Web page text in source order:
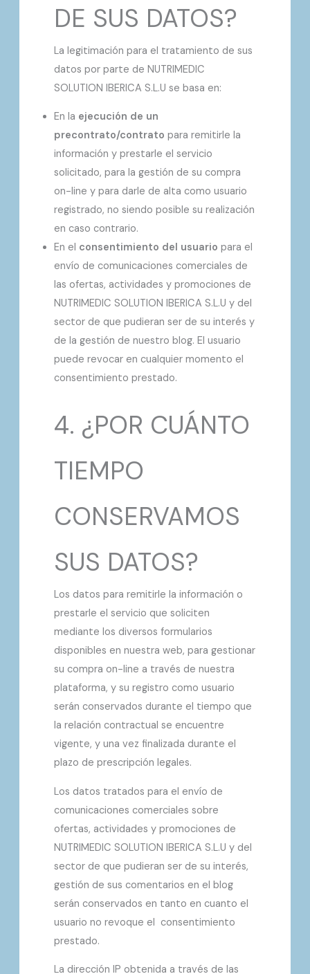
DE SUS DATOS?
La legitimación para el tratamiento de sus
datos por parte de NUTRIMEDIC
SOLUTION IBERICA S.L.U se basa en:
En la ejecución de un
precontrato/contrato para remitirle la
información y prestarle el servicio
solicitado, para la gestión de su compra
on-line y para darle de alta como usuario
registrado, no siendo posible su realización
en caso contrario.
En el consentimiento del usuario para el
envío de comunicaciones comerciales de
las ofertas, actividades y promociones de
NUTRIMEDIC SOLUTION IBERICA S.L.U y del
sector de que pudieran ser de su interés y
de la gestión de nuestro blog. El usuario
puede revocar en cualquier momento el
consentimiento prestado.
4. ¿POR CUÁNTO
TIEMPO
CONSERVAMOS
SUS DATOS?
Los datos para remitirle la información o
prestarle el servicio que soliciten
mediante los diversos formularios
disponibles en nuestra web, para gestionar
su compra on-line a través de nuestra
plataforma, y su registro como usuario
serán conservados durante el tiempo que
la relación contractual se encuentre
vigente, y una vez finalizada durante el
plazo de prescripción legales.
Los datos tratados para el envío de
comunicaciones comerciales sobre
ofertas, actividades y promociones de
NUTRIMEDIC SOLUTION IBERICA S.L.U y del
sector de que pudieran ser de su interés,
gestión de sus comentarios en el blog
serán conservados en tanto en cuanto el
usuario no revoque el consentimiento
prestado.
La dirección IP obtenida a través de las